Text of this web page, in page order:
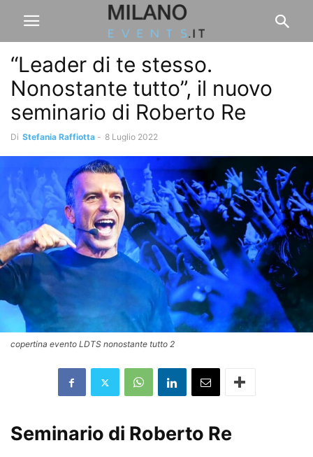
“Leader di te stesso.
Nonostante tutto”, il nuovo
seminario di Roberto Re
Di Stefania Raffiotta - 8 Luglio 2022
copertina evento LDTS nonostante tutto 2
Seminario di Roberto Re